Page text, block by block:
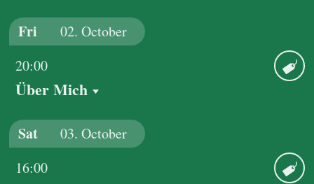
Fri 02. October
20:00
Über Mich
Sat 03. October
16:00